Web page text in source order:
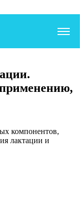
компонентов,
лактации и